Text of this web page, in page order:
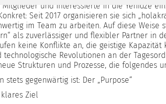
und Interessierte in die Yenidze
Seit 2017 organisieren sie sich
im Team zu arbeiten. Auf diese
als zuverlässiger und flexibler Partner in
keine Konflikte an, die geistige Kapazität
Revolutionen an der
Strukturen und Prozesse, die folgendes
gegenwärtig ist: Der „Purpose“
Ziel